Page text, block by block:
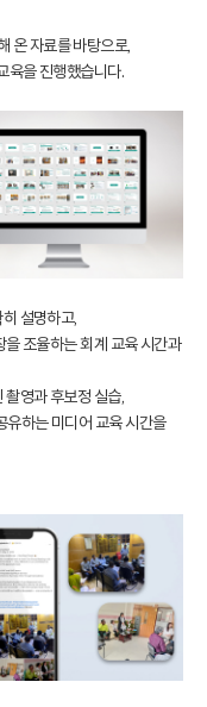
온 자료를 바탕으로,
육을 진행했습니다.
설명하고,
조율하는 회계 교육 시간과
영과 후보정 실습,
유하는 미디어 교육 시간을